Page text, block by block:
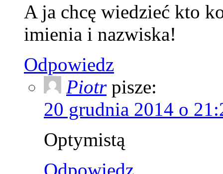
A ja chcę wiedzieć kto
imienia i nazwiska!
Odpowiedz
Piotr pisze:
20 grudnia 2014 o
Optymistą
Odpowiedz